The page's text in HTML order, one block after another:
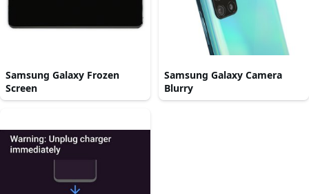
Samsung Galaxy Frozen
Screen
Samsung Galaxy Camera
Blurry